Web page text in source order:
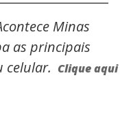
Minas
as principais
celular. Clique aqui